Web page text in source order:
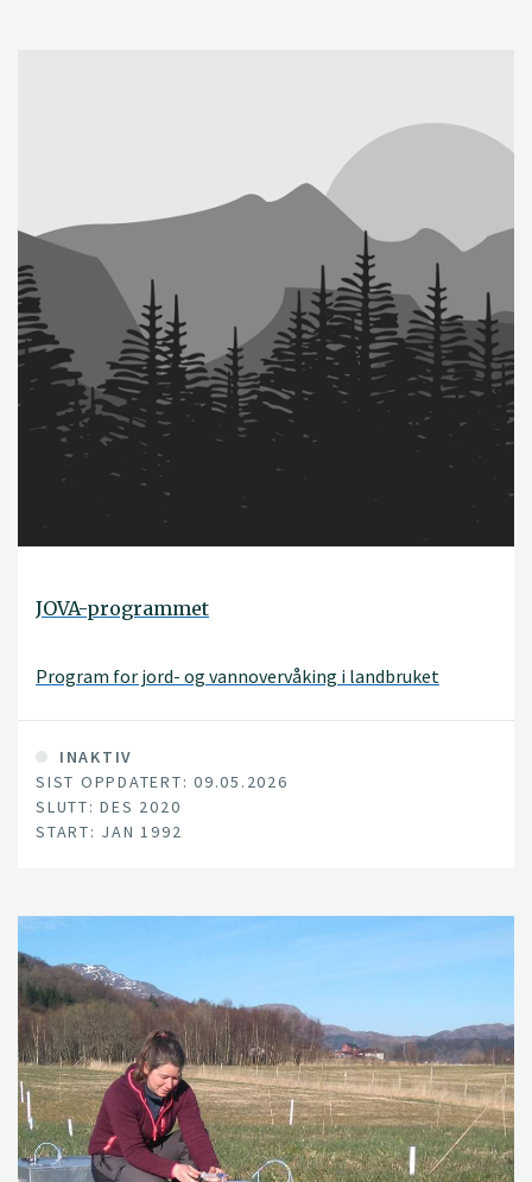
JOVA-programmet
Program for jord- og vannovervåking i landbruket
INAKTIV
SIST OPPDATERT: 09.05.2026
SLUTT: DES 2020
START: JAN 1992